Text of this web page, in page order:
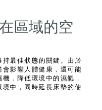
區域的空
最佳狀態的關鍵。由於
影響人體健康，還可能
，降低環境中的濕氣，
中，同時延長床墊的使